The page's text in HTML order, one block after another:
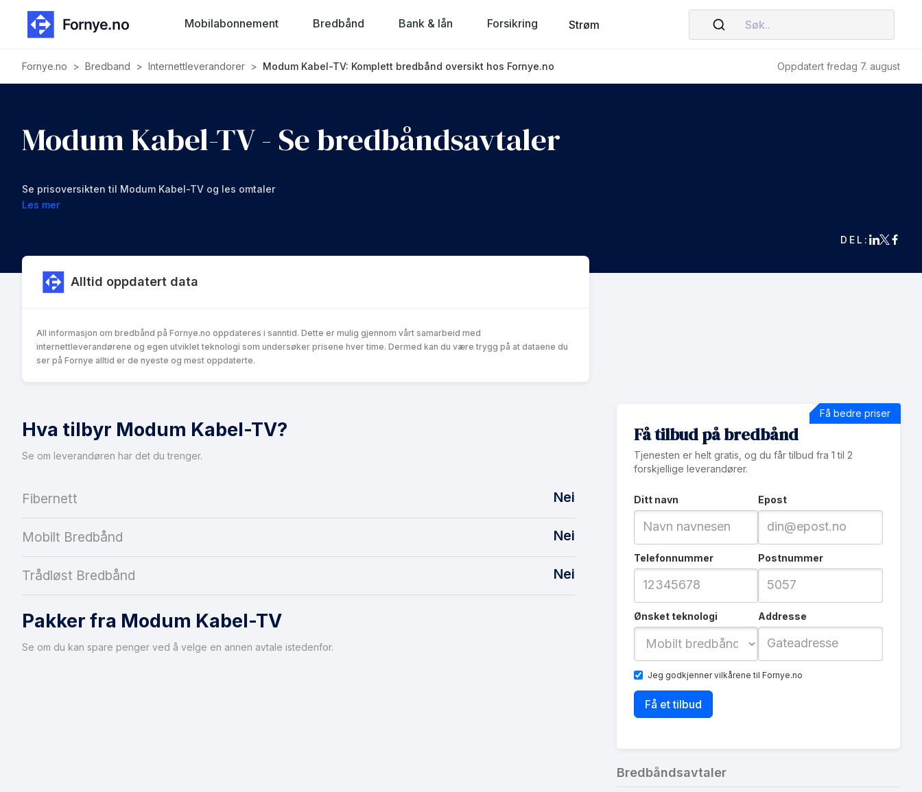
Mobilabonnement Bredbånd Bank & lån Forsikring Strøm Søk..
Fornye.no > Bredband > Internettleverandorer > Modum Kabel-TV: Komplett bredbånd oversikt hos Fornye.no Oppdatert fredag 7. august
Modum Kabel-TV - Se bredbåndsavtaler
Se prisoversikten til Modum Kabel-TV og les omtaler
Les mer
DEL:
Alltid oppdatert data
All informasjon om bredbånd på Fornye.no oppdateres i sanntid. Dette er mulig gjennom vårt samarbeid med
internettleverandørene og egen utviklet teknologi som undersøker prisene hver time. Dermed kan du være trygg på at dataene du
ser på Fornye alltid er de nyeste og mest oppdaterte.
Hva tilbyr Modum Kabel-TV?
Se om leverandøren har det du trenger.
Fibernett Nei
Mobilt Bredbånd Nei
Trådløst Bredbånd Nei
Pakker fra Modum Kabel-TV
Se om du kan spare penger ved å velge en annen avtale istedenfor.
Få tilbud på bredbånd
Tjenesten er helt gratis, og du får tilbud fra 1 til 2
forskjellige leverandører.
Ditt navn Epost
Telefonnummer Postnummer
Ønsket teknologi Addresse
Jeg godkjennervilkårene til Fornye.no
Få bedre priser
Bredbåndsavtaler